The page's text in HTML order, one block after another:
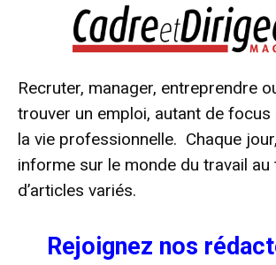
Recruter, manager, entreprendre
trouver un emploi, autant de
la vie professionnelle. Chaque
informe sur le monde du travail au
d’articles variés.
Rejoignez nos